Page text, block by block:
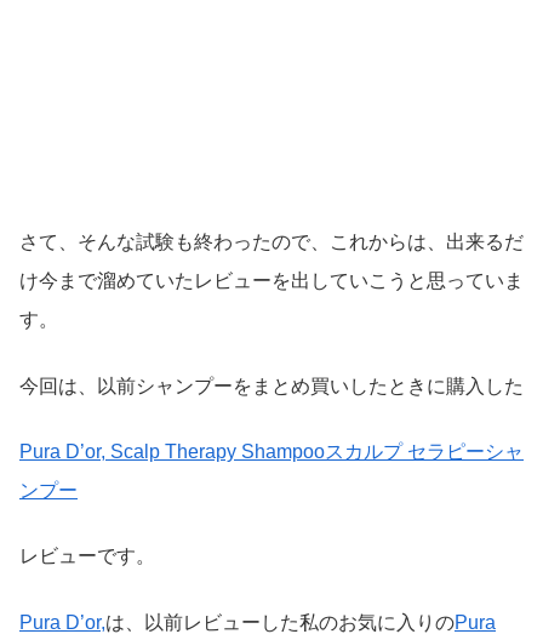
さて、そんな試験も終わったので、これからは、出来るだ
け今まで溜めていたレビューを出していこうと思っていま
す。
今回は、以前シャンプーをまとめ買いしたときに購入した
Pura D’or, Scalp Therapy Shampooスカルプ セラピーシャ
ンプー
レビューです。
Pura D’or,は、以前レビューした私のお気に入りのPura